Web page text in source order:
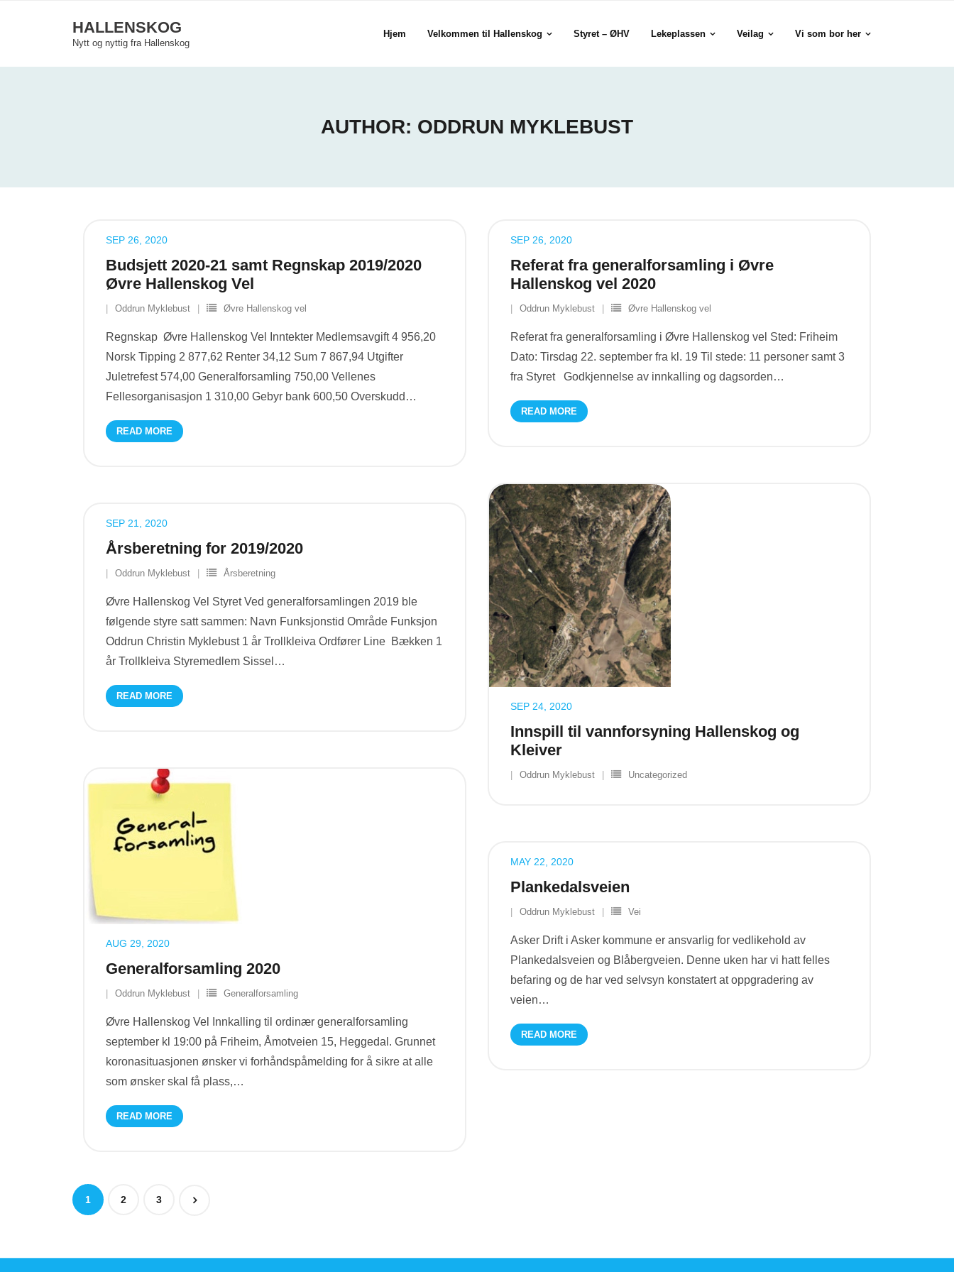
HALLENSKOG
Nytt og nyttig fra Hallenskog
Hjem Velkommen til Hallenskog Styret – ØHV Lekeplassen Veilag Vi som bor her
AUTHOR: ODDRUN MYKLEBUST
Budsjett 2020-21 samt Regnskap 2019/2020
Øvre Hallenskog Vel
SEP 26, 2020
Oddrun Myklebust Øvre Hallenskog vel
Regnskap Øvre Hallenskog Vel Inntekter Medlemsavgift 4 956,20
Norsk Tipping 2 877,62 Renter 34,12 Sum 7 867,94 Utgifter
Juletrefest 574,00 Generalforsamling 750,00 Vellenes
Fellesorganisasjon 1 310,00 Gebyr bank 600,50 Overskudd …
READ MORE
Referat fra generalforsamling i Øvre
Hallenskog vel 2020
SEP 26, 2020
Oddrun Myklebust Øvre Hallenskog vel
Referat fra generalforsamling i Øvre Hallenskog vel Sted: Friheim
Dato: Tirsdag 22. september fra kl. 19 Til stede: 11 personer samt 3
fra Styret Godkjennelse av innkalling og dagsorden…
READ MORE
Innspill til vannforsyning Hallenskog og
Kleiver
SEP 24, 2020
Oddrun Myklebust Uncategorized
Årsberetning for 2019/2020
SEP 21, 2020
Oddrun Myklebust Årsberetning
Øvre Hallenskog Vel Styret Ved generalforsamlingen 2019 ble
følgende styre satt sammen: Navn Funksjonstid Område Funksjon
Oddrun Christin Myklebust 1 år Trollkleiva Ordfører Line Bækken 1
år Trollkleiva Styremedlem Sissel …
READ MORE
Generalforsamling 2020
AUG 29, 2020
Oddrun Myklebust Generalforsamling
Øvre Hallenskog Vel Innkalling til ordinær generalforsamling
september kl 19:00 på Friheim, Åmotveien 15, Heggedal. Grunnet
koronasituasjonen ønsker vi forhåndspåmelding for å sikre at alle
som ønsker skal få plass,…
READ MORE
Plankedalsveien
MAY 22, 2020
Oddrun Myklebust Vei
Asker Drift i Asker kommune er ansvarlig for vedlikehold av
Plankedalsveien og Blåbergveien. Denne uken har vi hatt felles
befaring og de har ved selvsyn konstatert at oppgradering av
veien…
READ MORE
1 2 3